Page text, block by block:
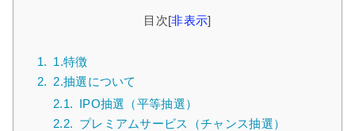
目次[非表示]
1. 1.特徴
2. 2.抽選について
2.1. IPO抽選（平等抽選）
2.2. プレミアムサービス（チャンス抽選）